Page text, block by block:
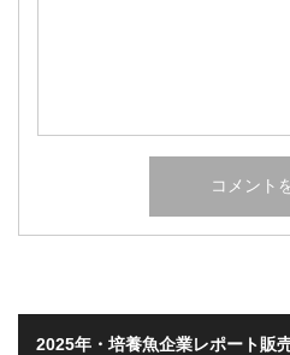
2025年・培養魚企業レポート販